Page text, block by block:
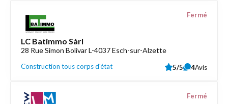
LC Batimmo Sàrl
28 Rue Simon Bolivar L-4037 Esch-sur-Alzette
Construction tous corps d'état
Fermé
5/5 4Avis
Fermé